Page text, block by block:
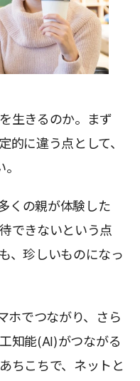
生きるのか。まず
的に違う点として、
くの親が体験した
できないという点
、珍しいものになっ
ホでつながり、さら
知能(AI)がつながる
ちこちで、ネットと